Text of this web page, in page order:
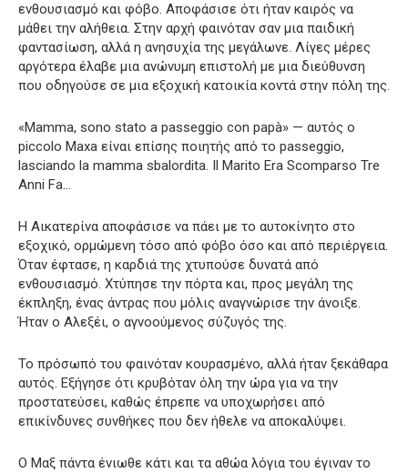
ενθουσιασμό και φόβο. Αποφάσισε ότι ήταν καιρός να
μάθει την αλήθεια. Στην αρχή φαινόταν σαν μια παιδική
φαντασίωση, αλλά η ανησυχία της μεγάλωνε. Λίγες μέρες
αργότερα έλαβε μια ανώνυμη επιστολή με μια διεύθυνση
που οδηγούσε σε μια εξοχική κατοικία κοντά στην πόλη της.
«Mamma, sono stato a passeggio con papà» — αυτός ο
piccolo Maxa είναι επίσης ποιητής από το passeggio,
lasciando la mamma sbalordita. Il Marito Era Scomparso Tre
Anni Fa…
Η Αικατερίνα αποφάσισε να πάει με το αυτοκίνητο στο
εξοχικό, ορμώμενη τόσο από φόβο όσο και από περιέργεια.
Όταν έφτασε, η καρδιά της χτυπούσε δυνατά από
ενθουσιασμό. Χτύπησε την πόρτα και, προς μεγάλη της
έκπληξη, ένας άντρας που μόλις αναγνώρισε την άνοιξε.
Ήταν ο Αλεξέι, ο αγνοούμενος σύζυγός της.
Το πρόσωπό του φαινόταν κουρασμένο, αλλά ήταν ξεκάθαρα
αυτός. Εξήγησε ότι κρυβόταν όλη την ώρα για να την
προστατεύσει, καθώς έπρεπε να υποχωρήσει από
επικίνδυνες συνθήκες που δεν ήθελε να αποκαλύψει.
Ο Μαξ πάντα ένιωθε κάτι και τα αθώα λόγια του έγιναν το